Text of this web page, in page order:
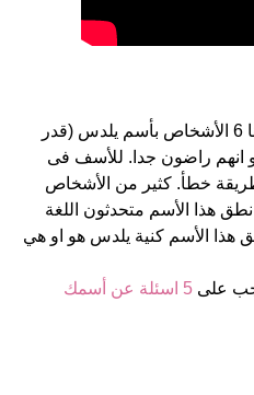
يلدس هو اسم فتاة. على موقعنا 6 الأشخاص بأسم يلدس (قدر
ب 4.5 نجمة من 5 يبدو انهم راضون جدا. للأسف فى
خطأ. كثير من الأشخاص
هذا الأسم متحدثون اللغة
هذا الأسم كنية يلدس هو او هي
على 5 اسئلة عن أسمك